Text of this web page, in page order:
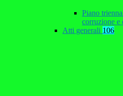
Piano
corruzione e
Atti generali 106